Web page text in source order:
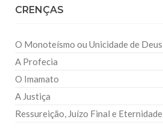
CRENÇAS
O Monoteísmo ou Unicidade de Deus
A Profecia
O Imamato
A Justiça
Ressureição, Juízo Final e Eternidade